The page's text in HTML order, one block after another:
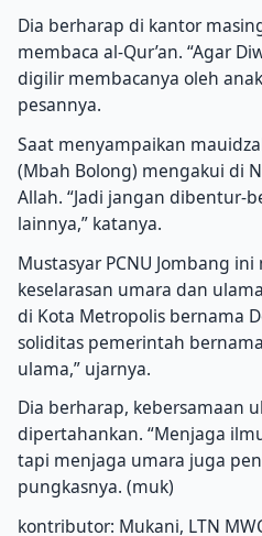
Dia berharap di kantor
membaca al-Qur’an. “Agar
digilir membacanya oleh
pesannya.
Saat menyampaikan
(Mbah Bolong) mengakui di
Allah. “Jadi jangan dibentur-
lainnya,” katanya.
Mustasyar PCNU Jombang
keselarasan umara dan
di Kota Metropolis bernama
soliditas pemerintah
ulama,” ujarnya.
Dia berharap, kebersamaan
dipertahankan. “Menjaga
tapi menjaga umara juga
pungkasnya. (muk)
kontributor: Mukani, LTN